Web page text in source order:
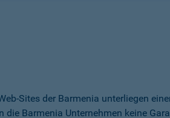
Sites der Barmenia unterliegen
die Barmenia Unternehmen keine